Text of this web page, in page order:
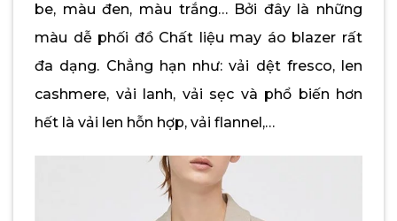
be, màu đen, màu trắng… Bởi đây là những
màu dễ phối đồ Chất liệu may áo blazer rất
đa dạng. Chẳng hạn như: vải dệt fresco, len
cashmere, vải lanh, vải sẹc và phổ biến hơn
hết là vải len hỗn hợp, vải flannel,…